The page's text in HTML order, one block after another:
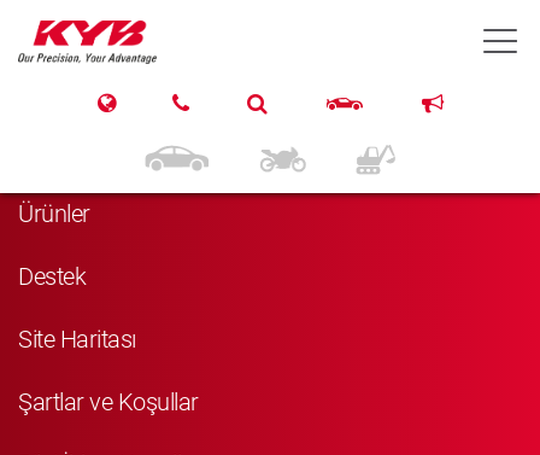
Navigasyon
Ürünler
Destek
Site Haritası
Şartlar ve Koşullar